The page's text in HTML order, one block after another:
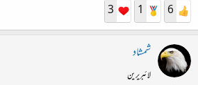
6
1
3
شمشاد
لائبریرین